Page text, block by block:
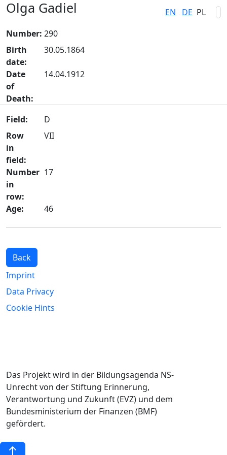
EN DE PL
Olga Gadiel
Number: 290
Birth
date:
30.05.1864
Date
of
Death:
14.04.1912
Field:
D
Row
in
field:
VII
Number
in
row:
17
Age: 46
Back
Imprint
Data Privacy
Cookie Hints
Das Projekt wird in der Bildungsagenda NS-
Unrecht von der Stiftung Erinnerung,
Verantwortung und Zukunft (EVZ) und dem
Bundesministerium der Finanzen (BMF)
gefördert.